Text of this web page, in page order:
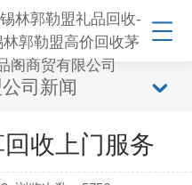
司新闻
收上门服务